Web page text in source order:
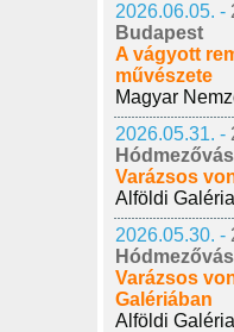
2026.06.05. -
Budapest
A vágyott
művészete
Magyar
2026.05.31. -
Varázsos
Alföldi Galéria
2026.05.30. -
Varázsos
Galériában
Alföldi Galéria